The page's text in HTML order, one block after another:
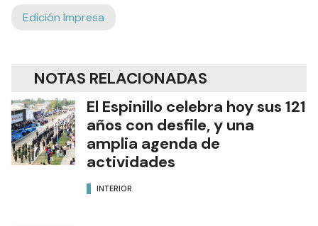
Edición Impresa
NOTAS RELACIONADAS
El Espinillo celebra hoy sus 121
años con desfile, y una
amplia agenda de
actividades
INTERIOR